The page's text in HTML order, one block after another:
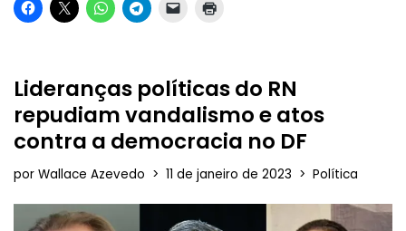
Lideranças políticas do RN
repudiam vandalismo e atos
contra a democracia no DF
por Wallace Azevedo 11 de janeiro de 2023 Política